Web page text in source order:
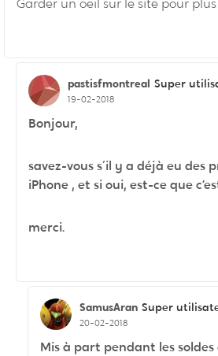
Garder un oeil sur le site pour
pastisfmontreal Super
19-02-2018
Bonjour,
savez-vous s´il y a déjà eu des
iPhone , et si oui, est-ce que
merci.
SamusAran Super
20-02-2018
Mis à part pendant les